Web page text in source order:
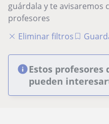
guárdala y te avisaremos
profesores
Eliminar filtros
Estos profesores
pueden